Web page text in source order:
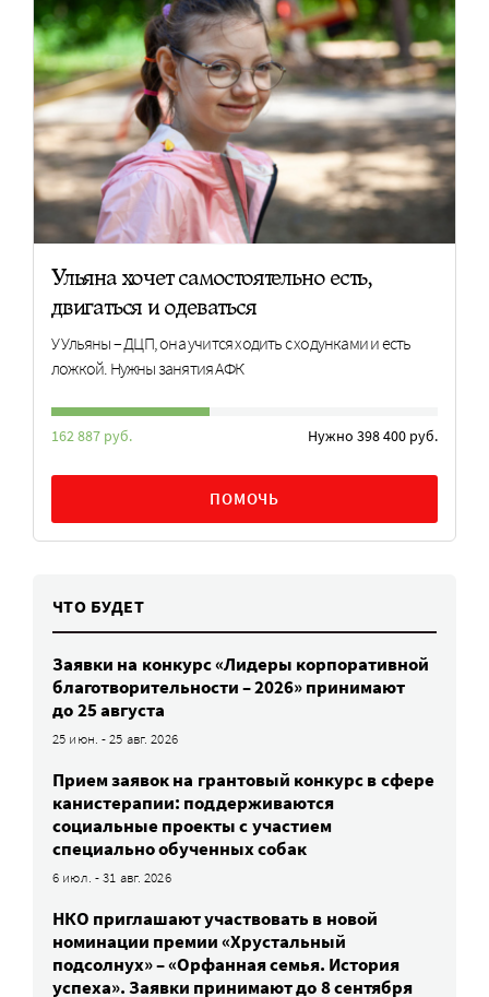
Ульяна хочет самостоятельно есть,
двигаться и одеваться
У Ульяны – ДЦП, она учится ходить с ходунками и есть
ложкой. Нужны занятия АФК
162 887 руб. Нужно 398 400 руб.
ПОМОЧЬ
ЧТО БУДЕТ
Заявки на конкурс «Лидеры корпоративной
благотворительности – 2026» принимают
до 25 августа
25 июн. - 25 авг. 2026
Прием заявок на грантовый конкурс в сфере
канистерапии: поддерживаются
социальные проекты с участием
специально обученных собак
6 июл. - 31 авг. 2026
НКО приглашают участвовать в новой
номинации премии «Хрустальный
подсолнух» – «Орфанная семья. История
успеха». Заявки принимают до 8 сентября